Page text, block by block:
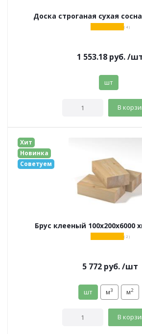
Доска строганая сухая сосна
( 4 )
1 553.18руб. /
шт
В
Хит
Новинка
Советуем
Брус клееный 100х200х6000
( 2 )
5 772руб. /шт
шт м3 м2
В